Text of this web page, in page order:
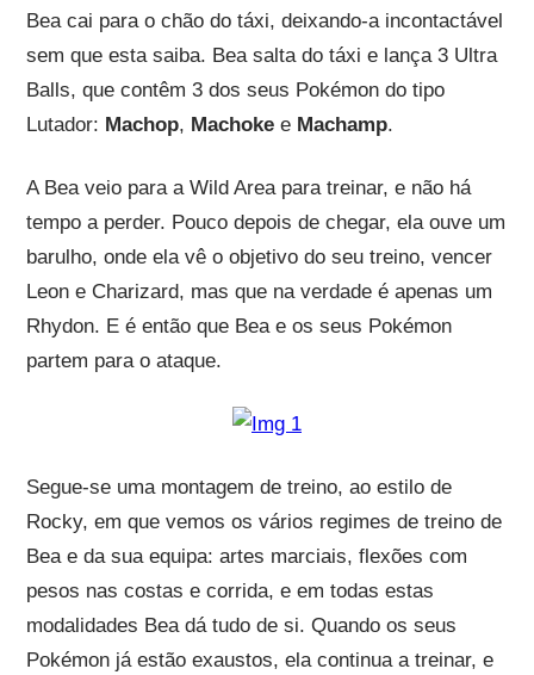
Bea cai para o chão do táxi, deixando-a incontactável
sem que esta saiba. Bea salta do táxi e lança 3 Ultra
Balls, que contêm 3 dos seus Pokémon do tipo
Lutador: Machop, Machoke e Machamp.
A Bea veio para a Wild Area para treinar, e não há
tempo a perder. Pouco depois de chegar, ela ouve um
barulho, onde ela vê o objetivo do seu treino, vencer
Leon e Charizard, mas que na verdade é apenas um
Rhydon. E é então que Bea e os seus Pokémon
partem para o ataque.
Segue-se uma montagem de treino, ao estilo de
Rocky, em que vemos os vários regimes de treino de
Bea e da sua equipa: artes marciais, flexões com
pesos nas costas e corrida, e em todas estas
modalidades Bea dá tudo de si. Quando os seus
Pokémon já estão exaustos, ela continua a treinar, e